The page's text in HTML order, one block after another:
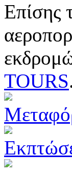
Επίσης
TOURS